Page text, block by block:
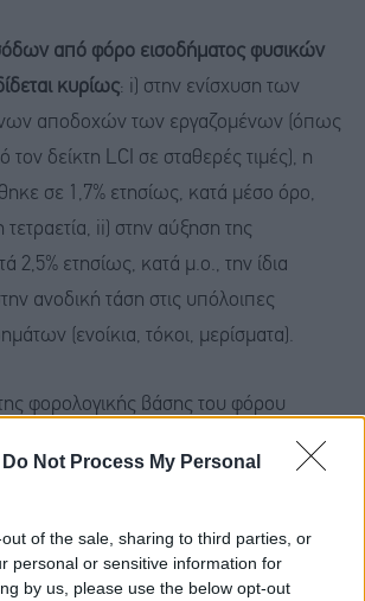
Do Not Process My Personal
of the sale, sharing to third parties, or
personal or sensitive information for
by us, please use the below opt-out
από φόρο εισοδήματος φυσικών
κυρίως: i) στην ενίσχυση των
αποδοχών των εργαζομένων (όπως
τον δείκτη LCI σε σταθερές τιμές), η
σε 1,7% ετησίως, κατά μέσο όρο,
ii) στην αύξηση της
2,5% ετησίως, κατά μ.ο., την ίδια
ανοδική τάση στις υπόλοιπες
(ενοίκια, τόκοι, μερίσματα).
φορολογικής βάσης του φόρου
των αποδοχών εργαζομένων,
παροχών, αυξήθηκε με εκτιμώμενο
περίπου 5,0% την περίοδο 2022-25, σε